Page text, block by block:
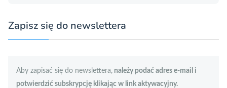
Zapisz się do newslettera
Aby zapisać się do newslettera, należy podać adres e-mail i
potwierdzić subskrypcję klikając w link aktywacyjny.